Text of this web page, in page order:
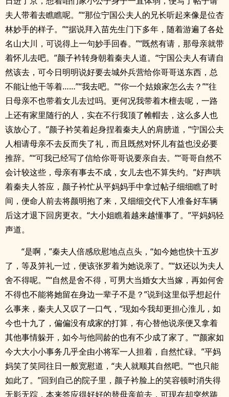
夫人带着去瞧瞧呢。”“那位宁国公夫人的兄长听起来像是位杏
林妙手的样子。”“据说拜入苗先生门下多年，随着游遍了各处
名山大川，可说得上一句妙手回春。”“既然有请，那母亲就带
着怀儿去吧。”颜子衿转身朝着秦夫人道。“宁国公夫人有请自
然该去，可今日明明说好要去城外兵营给你哥哥送东西，总
不能让他干等着……”“我去吧。”“你一个姑娘家怎么去？”“往
日母亲不也带着女儿去过吗。更何况我带着木檀去呢，一路
上还有家里随行的人，实在不行我顶了帷帽去，这么多人也
该放心了。”颜子衿笑着起身捏着秦夫人的肩膀道，“宁国公夫
人相请母亲不去反而失了礼，而且既然对怀儿有益也没必要
推辞。”“可我已经写了信给你哥哥说要亲自去。”“哥哥自然不
会计较这些，母亲有事去不成，女儿去也不算失约。”好声哄
着秦夫人答应，颜子衿忙从平妈妈手中拿过帖子细细瞧了时
间，便命人前去将颜明抱了来，又细细交代下人准备好车辆
后这才退下回房更衣。“大小姐瞧着越来越懂事了。”平妈妈轻
声道。
“是啊，”秦夫人倍感欣慰地点点头，“如今她也快十五岁
了，等及笄礼一过，便该张罗着为她说亲了。”“奴还以为夫人
舍不得呢。”“自然是舍不得，可男大当婚女大当嫁，再如何舍
不得也不能将她留在身边一辈子不是？”说到这里似乎想起什
么事来，秦夫人又叹了一口气，“现如今我却更担心淮儿，如
今也十九了，偏偏没有成家的打算，有心替他说亲便又拿着
其他事情躲开，如今与他同龄的也有不少成了家了。”“颜家如
今大大小小事务几乎全由小将军一人担着，自然忙碌。”平妈
妈笑了笑同往日一般宽慰道，“夫人就顺其自然吧。”“也只能
如此了。”回到自己的院子里，颜子衿脸上的笑容顿时消失得
无影无踪，本来答应得好好的替母亲前去，可现在却突然踌